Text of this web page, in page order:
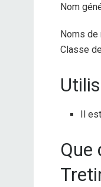
Nom
Noms de
Classe
Il
Que